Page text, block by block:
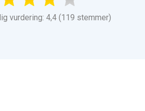
vurdering: 4,4 (119 stemmer)